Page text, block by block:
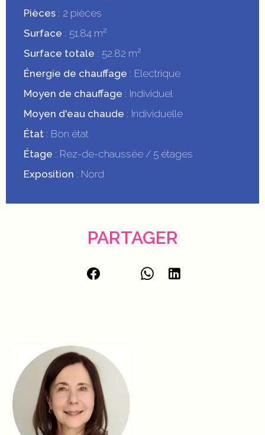
Pièces
2 pièces
Surface
51.84 m²
Surface totale
52.82 m²
Énergie de chauffage
Electrique
Moyen de chauffage
Individuel
Moyen d'eau chaude
Individuelle
État
Bon état
Étage
Rez-de-chaussée / 5 étages
Exposition
Nord
PARTAGER